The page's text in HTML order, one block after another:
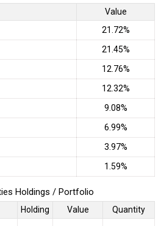
Value
21.72%
21.45%
12.76%
12.32%
9.08%
6.99%
3.97%
1.59%
Holdings / Portfolio
Holding Value
Quantity